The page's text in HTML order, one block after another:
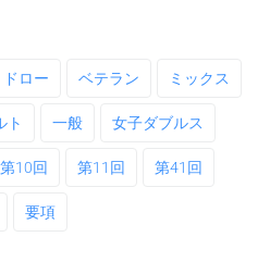
ドロー ベテラン ミックス
ト 一般 女子ダブルス
第10回 第11回 第41回
要項